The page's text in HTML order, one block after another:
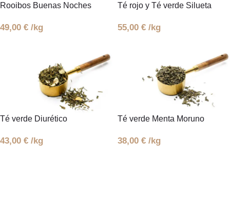
Rooibos Buenas Noches
49,00 € /kg
Té rojo y Té verde Silueta
55,00 € /kg
Té verde Diurético
43,00 € /kg
Té verde Menta Moruno
38,00 € /kg